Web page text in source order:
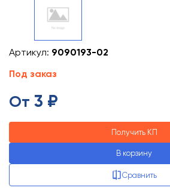
Артикул: 9090193-02
Под заказ
От 3 ₽
Получить КП
В корзину
Сравнить